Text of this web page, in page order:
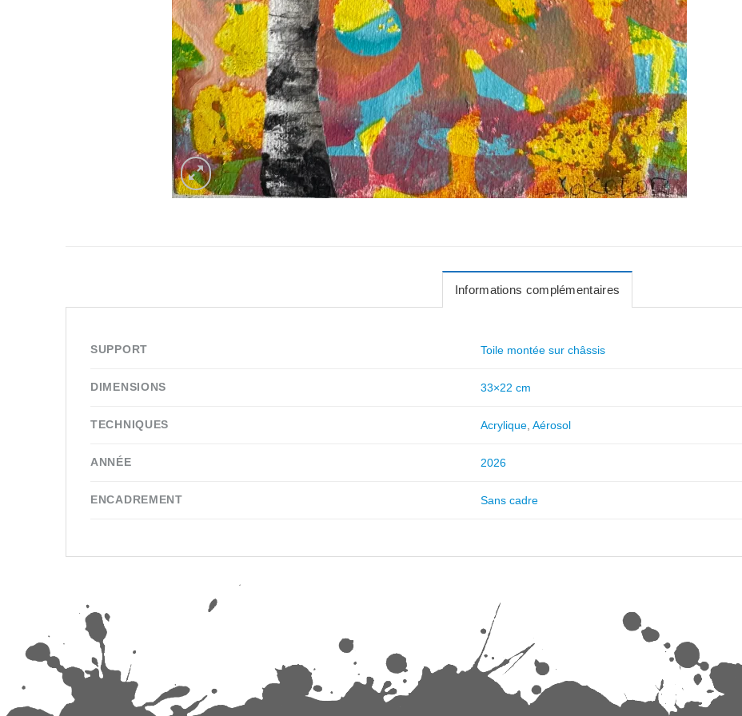
Informations complémentaires
SUPPORT Toile montée sur châssis
DIMENSIONS 33×22 cm
TECHNIQUES Acrylique,Aérosol
ANNÉE 2026
ENCADREMENT Sans cadre